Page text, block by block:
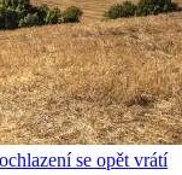
se opět vrátí